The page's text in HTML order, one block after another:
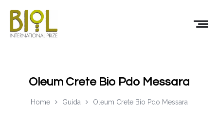
Oleum Crete Bio Pdo Messara
Home Guida Oleum Crete Bio Pdo Messara